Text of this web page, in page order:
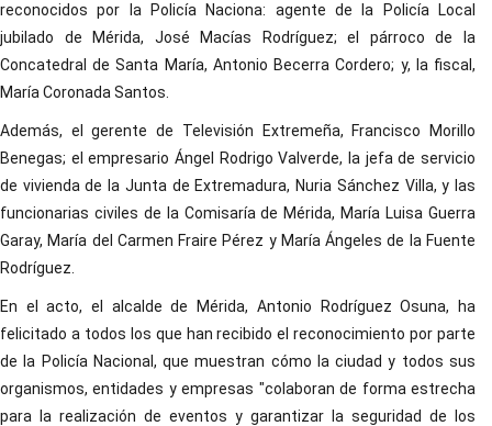
reconocidos por la Policía Naciona: agente de la Policía Local
jubilado de Mérida, José Macías Rodríguez; el párroco de la
Concatedral de Santa María, Antonio Becerra Cordero; y, la fiscal,
María Coronada Santos.
Además, el gerente de Televisión Extremeña, Francisco Morillo
Benegas; el empresario Ángel Rodrigo Valverde, la jefa de servicio
de vivienda de la Junta de Extremadura, Nuria Sánchez Villa, y las
funcionarias civiles de la Comisaría de Mérida, María Luisa Guerra
Garay, María del Carmen Fraire Pérez y María Ángeles de la Fuente
Rodríguez.
En el acto, el alcalde de Mérida, Antonio Rodríguez Osuna, ha
felicitado a todos los que han recibido el reconocimiento por parte
de la Policía Nacional, que muestran cómo la ciudad y todos sus
organismos, entidades y empresas "colaboran de forma estrecha
para la realización de eventos y garantizar la seguridad de los